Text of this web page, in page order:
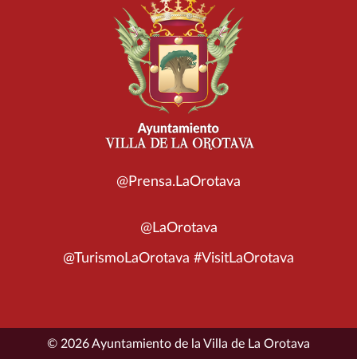
@Prensa.LaOrotava
@LaOrotava
@TurismoLaOrotava #VisitLaOrotava
© 2026 Ayuntamiento de la Villa de La Orotava